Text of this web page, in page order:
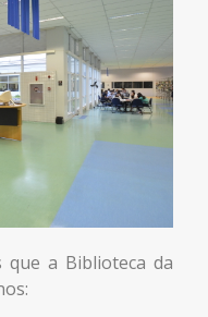
que a Biblioteca da